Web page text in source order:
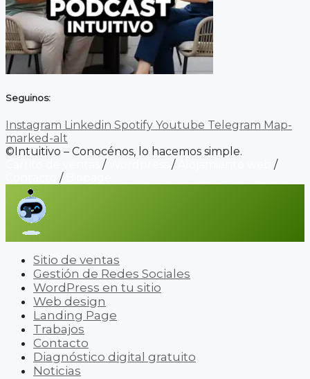
Seguinos:
Instagram Linkedin Spotify Youtube Telegram Map-
marked-alt
©Intuitivo – Conocénos, lo hacemos simple.
/ /
/
/
Sitio de ventas
Gestión de Redes Sociales
WordPress en tu sitio
Web design
Landing Page
Trabajos
Contacto
Diagnóstico digital gratuito
Noticias